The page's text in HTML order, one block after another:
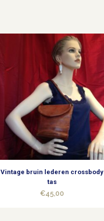
Vintage bruin lederen crossbody
tas
€45,00